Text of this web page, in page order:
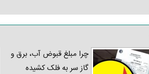
چرا مبلغ قبوض آب، برق و
گاز سر به فلک کشیده